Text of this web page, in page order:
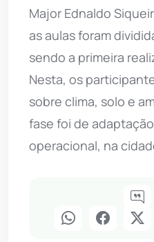
Major Ednaldo
as aulas foram
sendo a primeira
Nesta, os
sobre clima, solo e
fase foi de
operacional, na